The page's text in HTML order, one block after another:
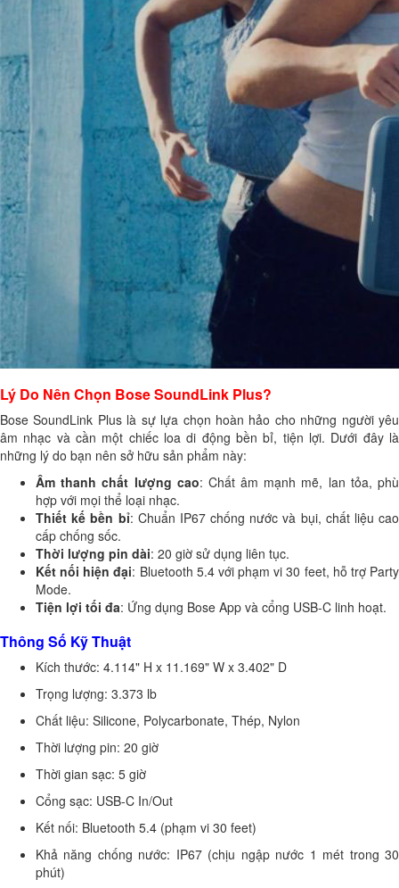
Lý Do Nên Chọn Bose SoundLink Plus?
Bose SoundLink Plus là sự lựa chọn hoàn hảo cho những người yêu
âm nhạc và cần một chiếc loa di động bền bỉ, tiện lợi. Dưới đây là
những lý do bạn nên sở hữu sản phẩm này:
Âm thanh chất lượng cao: Chất âm mạnh mẽ, lan tỏa, phù
hợp với mọi thể loại nhạc.
Thiết kế bền bỉ: Chuẩn IP67 chống nước và bụi, chất liệu cao
cấp chống sốc.
Thời lượng pin dài: 20 giờ sử dụng liên tục.
Kết nối hiện đại: Bluetooth 5.4 với phạm vi 30 feet, hỗ trợ Party
Mode.
Tiện lợi tối đa: Ứng dụng Bose App và cổng USB-C linh hoạt.
Thông Số Kỹ Thuật
Kích thước: 4.114" H x 11.169" W x 3.402" D
Trọng lượng: 3.373 lb
Chất liệu: Silicone, Polycarbonate, Thép, Nylon
Thời lượng pin: 20 giờ
Thời gian sạc: 5 giờ
Cổng sạc: USB-C In/Out
Kết nối: Bluetooth 5.4 (phạm vi 30 feet)
Khả năng chống nước: IP67 (chịu ngập nước 1 mét trong 30
phút)